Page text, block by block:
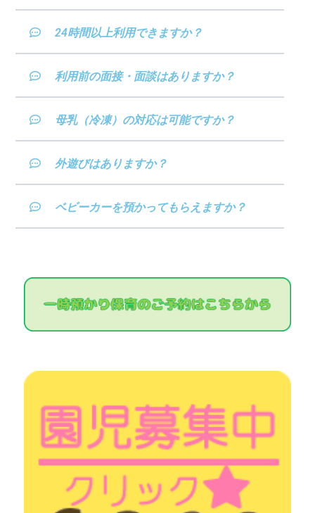
24時間以上利用できますか？
利用前の面接・面談はありますか？
母乳（冷凍）の対応は可能ですか？
外遊びはありますか？
ベビーカーを預かってもらえますか？